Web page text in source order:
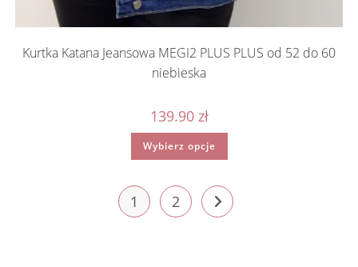
Kurtka Katana Jeansowa MEGI2 PLUS PLUS od 52 do 60
niebieska
139.90 zł
Wybierz opcje
Ten
ma
Opcje
można
wybrać
1 2